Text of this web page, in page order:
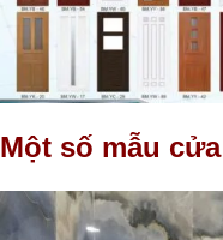
Một số mẫu